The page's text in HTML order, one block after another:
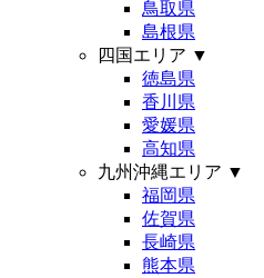
鳥取県
島根県
四国エリア ▼
徳島県
香川県
愛媛県
高知県
九州沖縄エリア ▼
福岡県
佐賀県
長崎県
熊本県